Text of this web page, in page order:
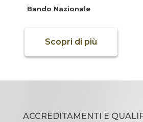
Bando Nazionale
Scopri di più
ACCREDITAMENTI E